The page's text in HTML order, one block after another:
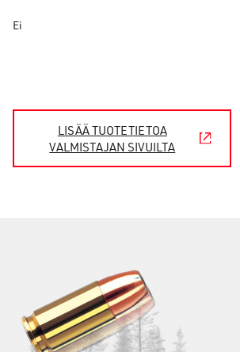
Ei
LISÄÄ TUOTETIETOA
VALMISTAJAN SIVUILTA